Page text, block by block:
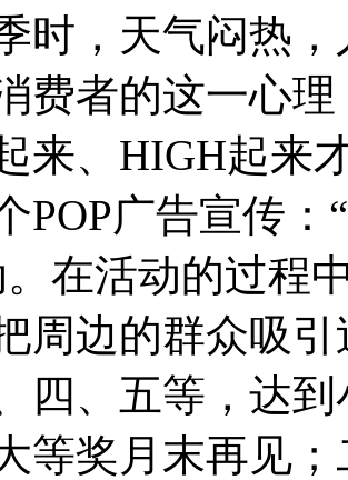
，天气闷热，
费者的这一心
来、HIGH起来
POP广告宣传
。在活动的过程
周边的群众吸
四、五等，达
等奖月末再见